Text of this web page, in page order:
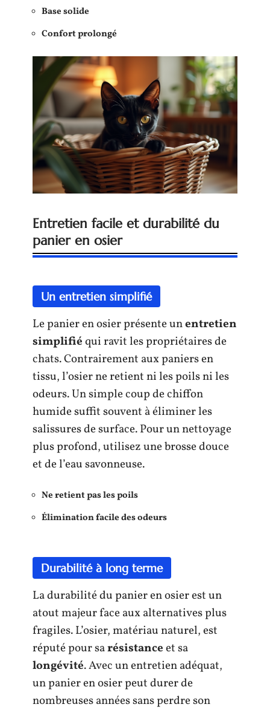
Base solide
Confort prolongé
Entretien facile et durabilité du
panier en osier
Un entretien simplifié
Le panier en osier présente unentretien
simplifiéqui ravit les propriétaires de
chats. Contrairement aux paniers en
tissu, l’osier ne retient ni les poils ni les
odeurs. Un simple coup de chiffon
humide suffit souvent à éliminer les
salissures de surface. Pour un nettoyage
plus profond, utilisez une brosse douce
et de l’eau savonneuse.
Ne retient pas les poils
Élimination facile des odeurs
Durabilité à long terme
La durabilité du panier en osier est un
atout majeur face aux alternatives plus
fragiles. L’osier, matériau naturel, est
réputé pour sarésistanceet sa
longévité. Avec un entretien adéquat,
un panier en osier peut durer de
nombreuses années sans perdre son